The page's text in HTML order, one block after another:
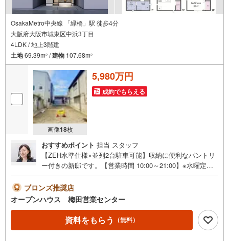
OsakaMetro中央線 「緑橋」駅 徒歩4分
大阪府大阪市城東区中浜3丁目
4LDK / 地上3階建
土地69.39m2 /建物 107.68m2
画像18枚
5,980万円
成約でもらえる
おすすめポイント 担当 スタッフ
【ZEH水準仕様×並列2台駐車可能】収納に便利なパントリ
ー付きの新邸です。【営業時間 10:00～21:00】※水曜定休
気軽にご連絡ください！現地を見学される場合は「室内・
現地を見学する（無料）」ボタンよりご希望の日時をご記
入いただけますとスムーズにご案内が可能です。◎現地の
ご案内について・平日や夜遅い時間帯もご案内が可能 ※定
休日を除く・経験豊富なスタッフが物件詳細を丁寧にご説
ブロンズ推奨店
オープンハウス 梅田営業センター
資料をもらう （無料）